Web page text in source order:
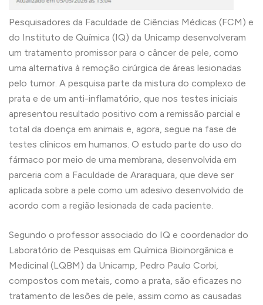
Pesquisadores da Faculdade de Ciências Médicas (FCM) e
do Instituto de Química (IQ) da Unicamp desenvolveram
um tratamento promissor para o câncer de pele, como
uma alternativa à remoção cirúrgica de áreas lesionadas
pelo tumor. A pesquisa parte da mistura do complexo de
prata e de um anti-inflamatório, que nos testes iniciais
apresentou resultado positivo com a remissão parcial e
total da doença em animais e, agora, segue na fase de
testes clínicos em humanos. O estudo parte do uso do
fármaco por meio de uma membrana, desenvolvida em
parceria com a Faculdade de Araraquara, que deve ser
aplicada sobre a pele como um adesivo desenvolvido de
acordo com a região lesionada de cada paciente.
Segundo o professor associado do IQ e coordenador do
Laboratório de Pesquisas em Química Bioinorgânica e
Medicinal (LQBM) da Unicamp, Pedro Paulo Corbi,
compostos com metais, como a prata, são eficazes no
tratamento de lesões de pele, assim como as causadas